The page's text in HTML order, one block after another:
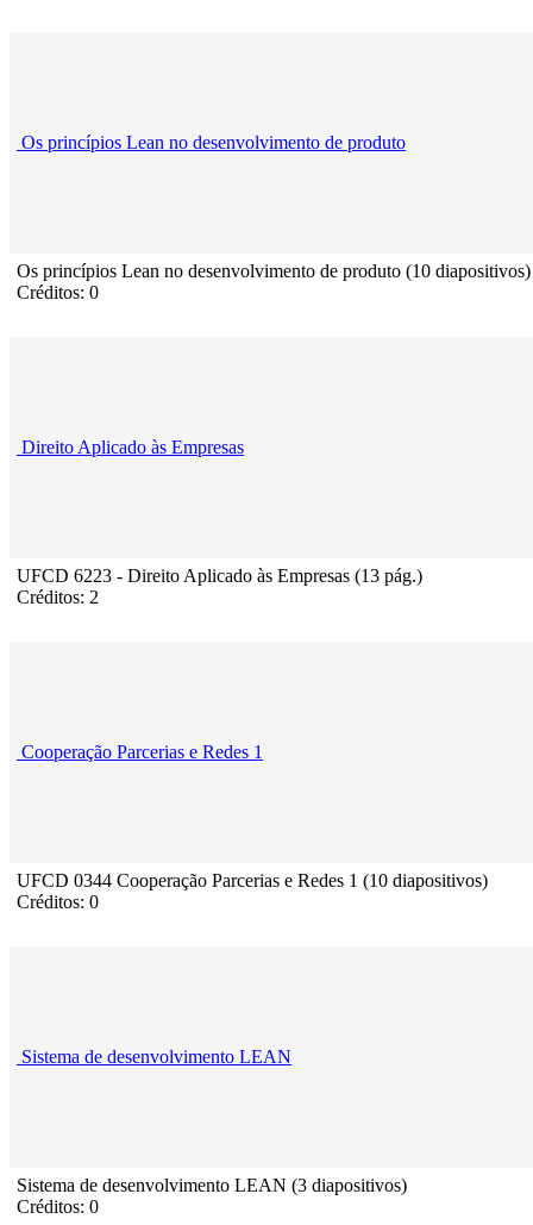
Os princípios Lean no desenvolvimento de produto
Os princípios Lean no desenvolvimento de produto (10 diapositivos)
Créditos: 0
Direito Aplicado às Empresas
UFCD 6223 - Direito Aplicado às Empresas (13 pág.)
Créditos: 2
Cooperação Parcerias e Redes 1
UFCD 0344 Cooperação Parcerias e Redes 1 (10 diapositivos)
Créditos: 0
Sistema de desenvolvimento LEAN
Sistema de desenvolvimento LEAN (3 diapositivos)
Créditos: 0